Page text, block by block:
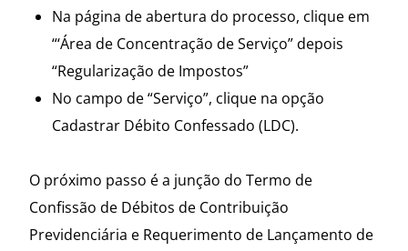
Na página de abertura do processo, clique em
“‘Área de Concentração de Serviço” depois
“Regularização de Impostos”
No campo de “Serviço”, clique na opção
Cadastrar Débito Confessado (LDC).
O próximo passo é a junção do Termo de
Confissão de Débitos de Contribuição
Previdenciária e Requerimento de Lançamento de